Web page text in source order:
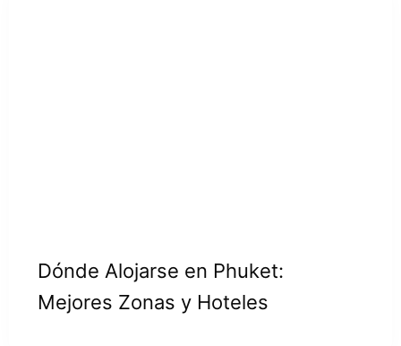
Dónde Alojarse en Phuket:
Mejores Zonas y Hoteles